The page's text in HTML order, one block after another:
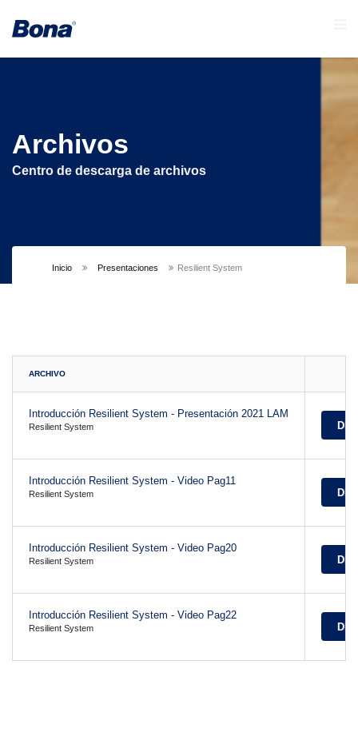
Archivos
Centro de descarga de archivos
Inicio Presentaciones Resilient System
ARCHIVO
Introducción Resilient System - Presentación 2021 LAM
Resilient System
Introducción Resilient System - Video Pag11
Resilient System
Introducción Resilient System - Video Pag20
Resilient System
Introducción Resilient System - Video Pag22
Resilient System